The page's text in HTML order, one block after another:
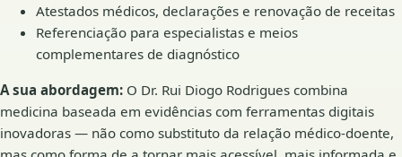
Atestados médicos, declarações e renovação de receitas
Referenciação para especialistas e meios
complementares de diagnóstico
A sua abordagem: O Dr. Rui Diogo Rodrigues combina
medicina baseada em evidências com ferramentas digitais
inovadoras — não como substituto da relação médico-doente,